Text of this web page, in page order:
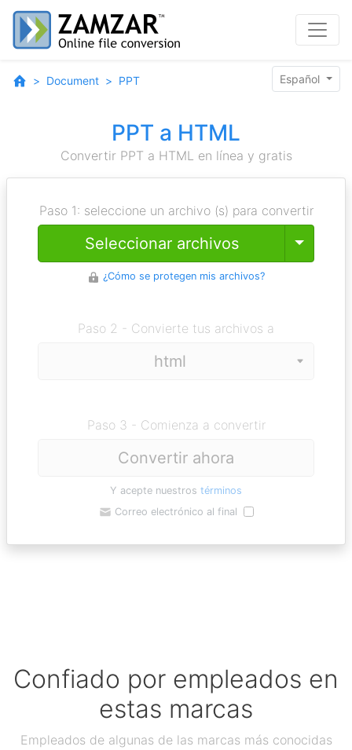
Document PPT Español
PPT a HTML
Convertir PPT a HTML en línea y gratis
Paso 1: seleccione un archivo (s) para convertir
Seleccionar archivos Toggle
¿Cómo se protegen mis archivos?
Paso 2 - Convierte tus archivos a
Paso 3 - Comienza a convertir
Convertir ahora
Y acepte nuestros términos
Correo electrónico al final
Confiado por empleados en
estas marcas
Empleados de algunas de las marcas más conocidas